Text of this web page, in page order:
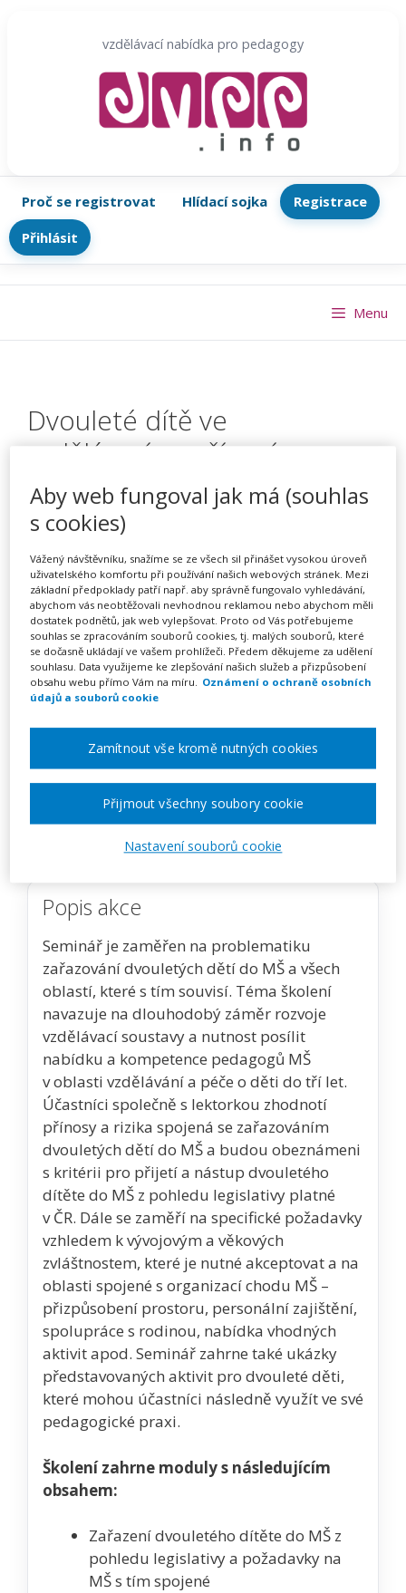
vzdělávací nabídka pro pedagogy
Proč se registrovat Hlídací sojka
Registrace
Přihlásit
Dvouleté dítě ve
vzdělávacím zařízení
(webinář)
PořádáZřetel, s.r.o.
TERMÍN
10. 11. 2026
MÍSTO
ONLINE
1950 Kč
Zobrazit akci na webu pořadatele
Popis akce
Seminář je zaměřen na problematiku
zařazování dvouletých dětí do MŠ a všech
oblastí, které s tím souvisí. Téma školení
navazuje na dlouhodobý záměr rozvoje
vzdělávací soustavy a nutnost posílit
nabídku a kompetence pedagogů MŠ
v oblasti vzdělávání a péče o děti do tří let.
Účastníci společně s lektorkou zhodnotí
přínosy a rizika spojená se zařazováním
dvouletých dětí do MŠ a budou obeznámeni
s kritérii pro přijetí a nástup dvouletého
dítěte do MŠ z pohledu legislativy platné
v ČR. Dále se zaměří na specifické požadavky
vzhledem k vývojovým a věkových
zvláštnostem, které je nutné akceptovat a na
oblasti spojené s organizací chodu MŠ –
přizpůsobení prostoru, personální zajištění,
spolupráce s rodinou, nabídka vhodných
aktivit apod. Seminář zahrne také ukázky
představovaných aktivit pro dvouleté děti,
které mohou účastníci následně využít ve své
pedagogické praxi.
Školení zahrne moduly s následujícím
obsahem:
Zařazení dvouletého dítěte do MŠ z
pohledu legislativy a požadavky na
MŠ s tím spojené
Menu
Aby web fungoval jak má (souhlas
s cookies)
Vážený návštěvníku, snažíme se ze všech sil přinášet vysokou úroveň
uživatelského komfortu při používání našich webových stránek. Mezi
základní předpoklady patří např. aby správně fungovalo vyhledávání,
abychom vás neobtěžovali nevhodnou reklamou nebo abychom měli
dostatek podnětů, jak web vylepšovat. Proto od Vás potřebujeme
souhlas se zpracováním souborů cookies, tj. malých souborů, které
se dočasně ukládají ve vašem prohlížeči. Předem děkujeme za udělení
souhlasu. Data využijeme ke zlepšování našich služeb a přizpůsobení
obsahu webu přímo Vám na míru. Oznámení o ochraně osobních
údajů a souborů cookie
Nastavení souborů cookie
Zamítnout vše kromě nutných cookies
Přijmout všechny soubory cookie